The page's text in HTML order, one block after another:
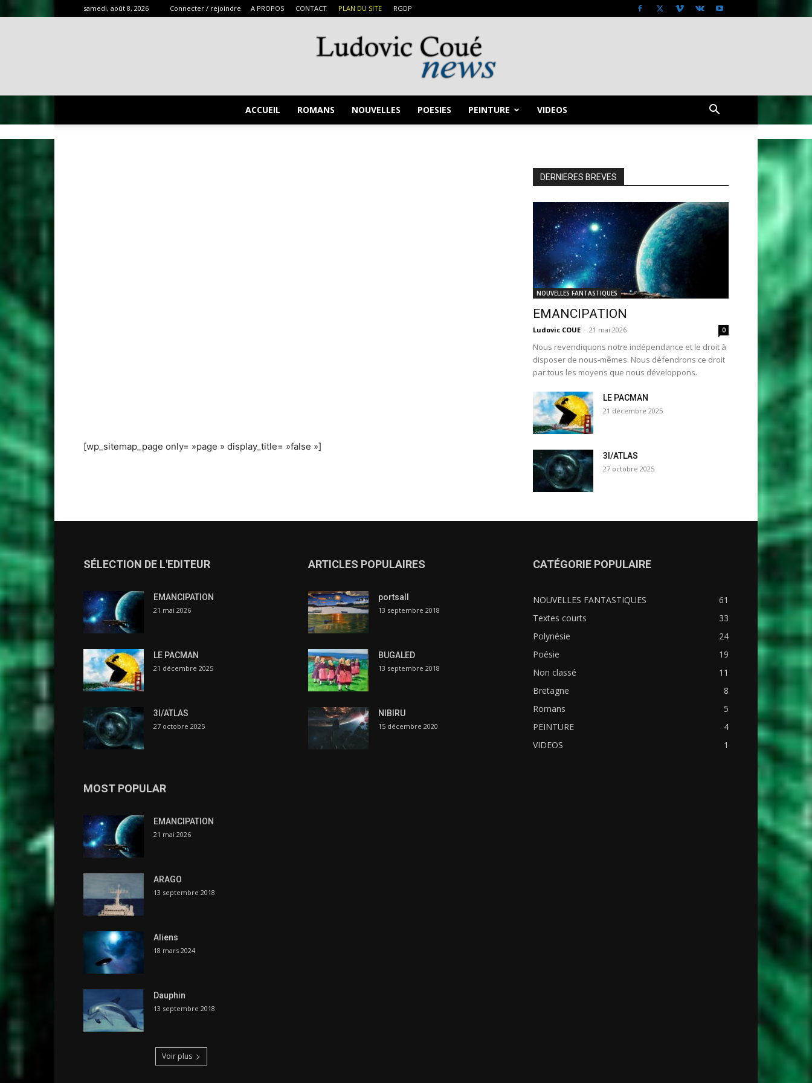
samedi, août 8, 2026 Connecter / rejoindre A PROPOS CONTACT PLAN DU SITE RGDP
ACCUEIL ROMANS NOUVELLES POESIES PEINTURE VIDEOS
[wp_sitemap_page only= »page » display_title= »false »]
DERNIERES BREVES
NOUVELLES FANTASTIQUES
EMANCIPATION
Ludovic COUE - 21 mai 2026 0
Nous revendiquons notre indépendance et le droit à
disposer de nous-mêmes. Nous défendrons ce droit
par tous les moyens que nous développons.
LE PACMAN
21 décembre 2025
3I/ATLAS
27 octobre 2025
SÉLECTION DE L'EDITEUR
EMANCIPATION
21 mai 2026
LE PACMAN
21 décembre 2025
3I/ATLAS
27 octobre 2025
MOST POPULAR
EMANCIPATION
21 mai 2026
ARAGO
13 septembre 2018
Aliens
18 mars 2024
Dauphin
13 septembre 2018
Voir plus
ARTICLES POPULAIRES
portsall
13 septembre 2018
BUGALED
13 septembre 2018
NIBIRU
15 décembre 2020
CATÉGORIE POPULAIRE
NOUVELLES FANTASTIQUES
61
Textes courts
33
Polynésie
24
Poésie
19
Non classé
11
Bretagne
8
Romans
5
PEINTURE
4
VIDEOS
1